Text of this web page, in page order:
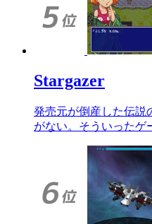
Stargazer
発売元が倒産した伝説
がない。そういったゲ